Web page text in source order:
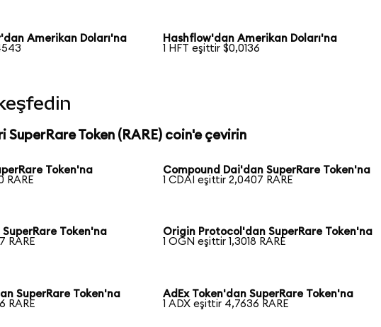
Amerikan Doları'na
Hashflow'dan Amerikan Doları'na
1 HFT eşittir $0,0136
SuperRare Token (RARE) coin'e çevirin
Token'na
RARE
Compound Dai'dan SuperRare Token'na
1 CDAI eşittir 2,0407 RARE
Token'na
RARE
Origin Protocol'dan SuperRare Token'na
1 OGN eşittir 1,3018 RARE
SuperRare Token'na
RARE
AdEx Token'dan SuperRare Token'na
1 ADX eşittir 4,7636 RARE